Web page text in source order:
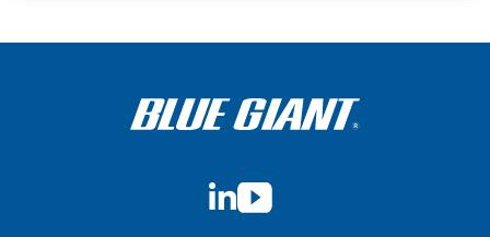
LinkedIn
YouTube